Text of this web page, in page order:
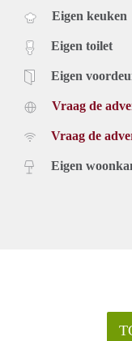
Eigen keuken
Eigen toilet
Eigen
Vraag de
Vraag de
Eigen